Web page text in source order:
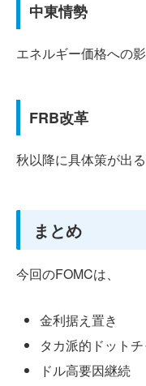
中東情勢
エネルギー価格への影
FRB改革
秋以降に具体策が出る
まとめ
今回のFOMCは、
金利据え置き
タカ派的ドットチ
ドル高要因継続